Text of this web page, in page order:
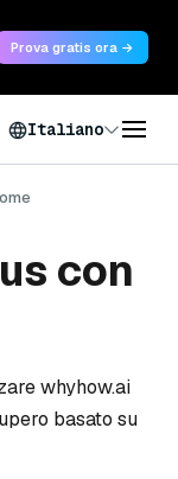
Prova gratis ora →
Italiano
con
whyhow.ai
basato su